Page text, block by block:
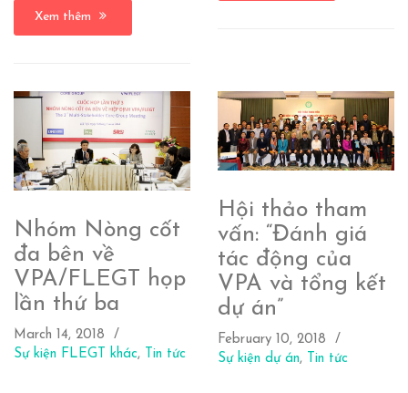
Xem thêm
Nhóm Nòng cốt
đa bên về
VPA/FLEGT họp
lần thứ ba
March 14, 2018
Sự kiện FLEGT khác, Tin tức
Hội thảo tham
vấn: “Đánh giá
tác động của
VPA và tổng kết
dự án”
February 10, 2018
Sự kiện dự án, Tin tức